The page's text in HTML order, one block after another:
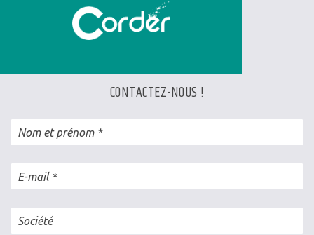
CONTACTEZ-NOUS !
Nom et prénom
E-mail
Société